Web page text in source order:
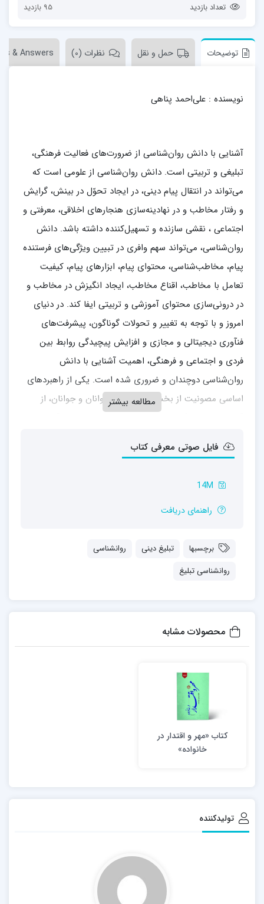
تعداد بازدید 95 بازدید
توضیحات حمل و نقل نظرات (0) & Answers
نویسنده : علی‌احمد پناهی
آشنایی با دانش روان‌شناسی از ضرورت‌های فعالیت فرهنگی،
تبلیغی و تربیتی است. دانش روان‌شناسی از علومی است که
می‌تواند در انتقال پیام دینی، در ایجاد تحوّل در بینش، گرایش
و رفتار مخاطب و در نهادینه‌سازی هنجارهای اخلاقی، معرفتی و
اجتماعی ، نقشی سازنده و تسهیل‌کننده داشته باشد. دانش
روان‌شناسی، می‌تواند سهم وافری در تبیین ویژگی‌های فرستنده
پیام، مخاطب‌شناسی، محتوای پیام، ابزارهای پیام، کیفیت
تعامل با مخاطب، اقناع مخاطب، ایجاد انگیزش در مخاطب و
در درونی‌سازی محتوای آموزشی و تربیتی ایفا کند. در دنیای
امروز و با توجه به تغییر و تحولات گوناگون، پیشرفت‌‏ها‏‏ی
فنآوری دیجیتالی و مجازی و افزایش پیچیدگی روابط بین
فردی و اجتماعی و فرهنگی، اهمیت آشنایی با دانش
روان‌شناسی دوچندان و ضروری شده است. یکی از راهبردهای
اساسی مصونیت از بخشی کودکان، نوجوانان و جوانان، از
جهت خرید اینترنتی کتاب یا دریافت بخش هایی از آن از
مطالعه بیشتر
فایل صوتی معرفی کتاب
14M
راهنمای دریافت
برچسبها تبلیغ دینی
روانشناسی
روانشناسی تبلیغ
محصولات مشابه
کتاب «مهر و اقتدار در
خانواده»
تولیدکننده